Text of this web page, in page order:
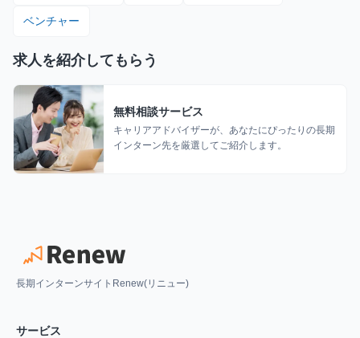
ベンチャー
求人を紹介してもらう
無料相談サービス
キャリアアドバイザーが、あなたにぴったりの長期
インターン先を厳選してご紹介します。
長期インターンサイトRenew(リニュー)
サービス